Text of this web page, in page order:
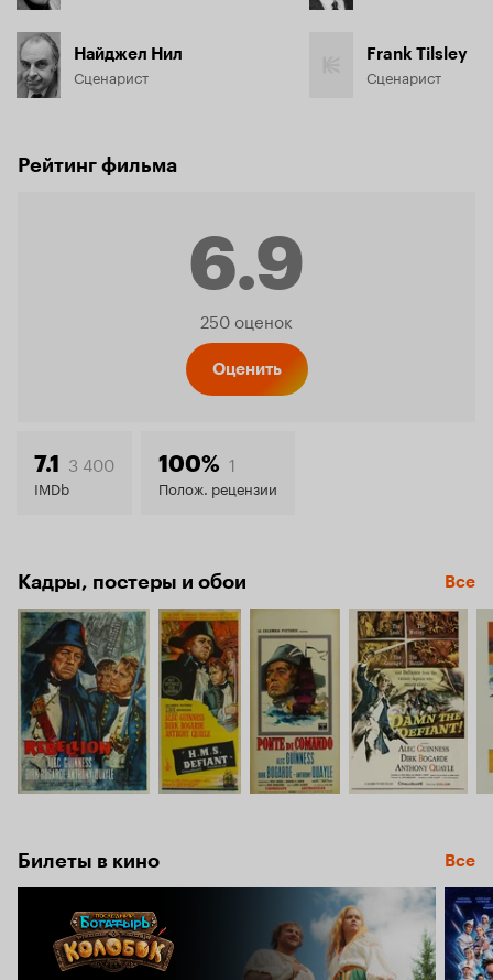
Найджел Нил
Сценарист
Frank Tilsley
Сценарист
Рейтинг фильма
6.9
Рейтинг
6.9
250 оценок
Оценить
7.1 3 400
IMDb
100% 1
Полож. рецензии
Кадры, постеры и обои Все
Билеты в кино Все